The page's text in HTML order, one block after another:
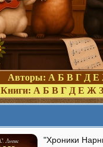
Авторы: А Б В Г Д Е
Книги: А Б В Г Д Е Ж З
"Хроники